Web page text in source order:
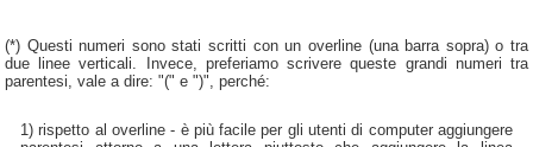
(*) Questi numeri sono stati scritti con un overline (una barra sopra) o tra
due linee verticali. Invece, preferiamo scrivere queste grandi numeri tra
parentesi, vale a dire: "(" e ")", perché:
1) rispetto al overline - è più facile per gli utenti di computer aggiungere